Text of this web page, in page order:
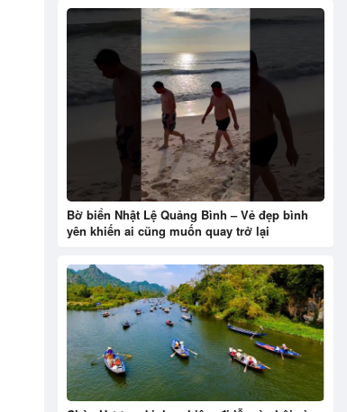
Bờ biển Nhật Lệ Quảng Bình – Vẻ đẹp bình
yên khiến ai cũng muốn quay trở lại